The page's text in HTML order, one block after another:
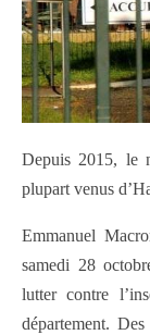
Depuis 2015, le
plupart venus
Emmanuel
samedi 28
lutter contre
département.